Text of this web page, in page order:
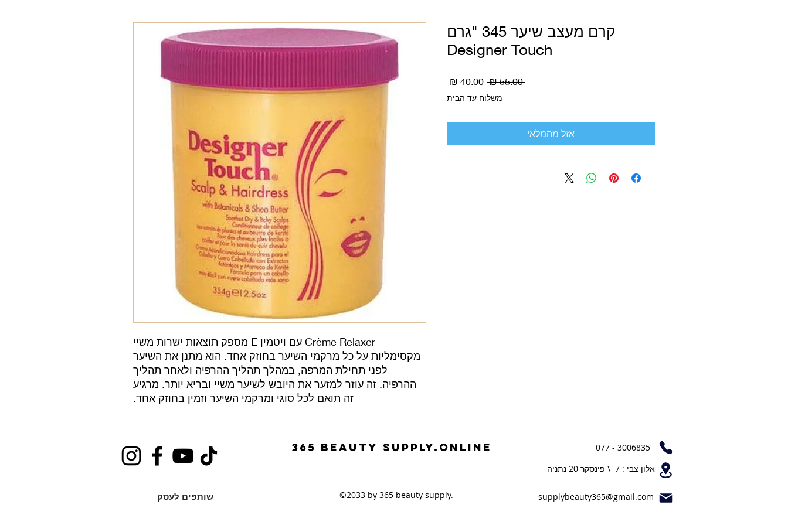
Crème Relaxer עם ויטמין E מספק תוצאות ישרות משיי
מקסימליות על כל מרקמי השיער בחוזק אחד. הוא מתנן את השיער
לפני תחילת המרפה, במהלך תהליך ההרפיה ולאחר תהליך
ההרפיה. זה עוזר למזער את היובש לשיער משיי ובריא יותר. מרגיע
זה תואם לכל סוגי ומרקמי השיער וזמין בחוזק אחד.
קרם מעצב שיער 345 "גרם
Designer Touch
‏55.00 ‏₪
מחיר
רגיל
משלוח עד הבית
אזל מהמלאי
שותפים לעסק
365 beauty supplY.ONLINE
©2033 by 365 beauty supply.
077 - 3006835
אלון צבי : 7 \ פינסקר 20 נתניה
supplybeauty365@gmail.com